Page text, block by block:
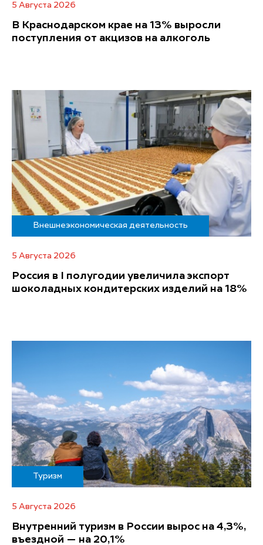
5 Августа 2026
В Краснодарском крае на 13% выросли
поступления от акцизов на алкоголь
Внешнеэкономическая деятельность
5 Августа 2026
Россия в I полугодии увеличила экспорт
шоколадных кондитерских изделий на 18%
Туризм
5 Августа 2026
Внутренний туризм в России вырос на 4,3%,
въездной — на 20,1%